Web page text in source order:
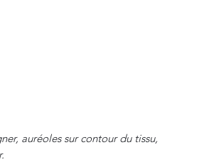
auréoles sur contour du tissu,